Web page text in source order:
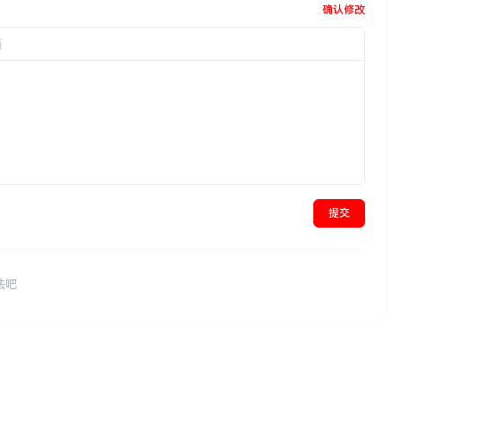
确认修改
提交
吧